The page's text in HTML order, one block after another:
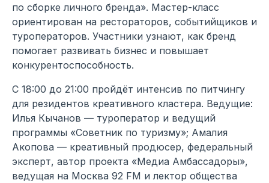
по сборке личного бренда». Мастер-класс
ориентирован на рестораторов, событийщиков и
туроператоров. Участники узнают, как бренд
помогает развивать бизнес и повышает
конкурентоспособность.
С 18:00 до 21:00 пройдёт интенсив по питчингу
для резидентов креативного кластера. Ведущие:
Илья Кычанов — туроператор и ведущий
программы «Советник по туризму»; Амалия
Акопова — креативный продюсер, федеральный
эксперт, автор проекта «Медиа Амбассадоры»,
ведущая на Москва 92 FM и лектор общества